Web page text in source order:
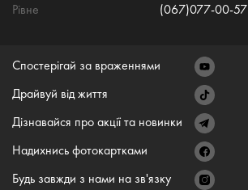
Рівне
(067)077-00-57
Спостерігай за враженнями
Драйвуй від життя
Дізнавайся про акції та новинки
Надихнись фотокартками
Будь завжди з нами на зв'язку